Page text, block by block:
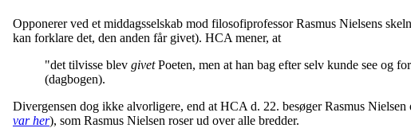
Opponerer ved et middagsselskab mod filosofiprofessor Rasmus Nielsens
kan forklare det, den anden får givet). HCA mener, at
"det tilvisse blev givetPoeten, men at han bag efter selv kunde see og
(dagbogen).
Divergensen dog ikke alvorligere, end at HCA d. 22. besøger Rasmus
var her), som Rasmus Nielsen roser ud over alle bredder.